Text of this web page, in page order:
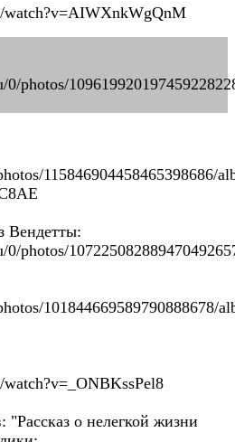
watch?v=AIWXnkWgQnM
photos/
115846904458465398686/
Вендетты:
photos/
101844669589790888678/
о нелегкой жизни